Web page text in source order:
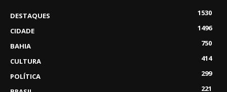
DESTAQUES
1530
CIDADE
1496
BAHIA
750
CULTURA
414
POLÍTICA
299
221